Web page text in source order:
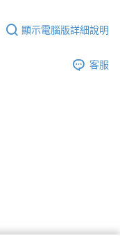
顯示電腦版詳細說明
客服